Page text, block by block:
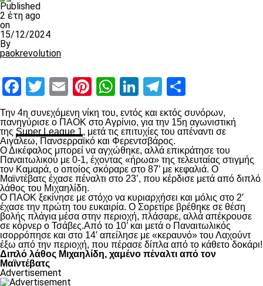
Published
2 έτη ago
on
15/12/2024
By
paokrevolution
Facebook
Twitter
EmailPinterest
WhatsApp
LinkedIn
Telegram
Την 4η συνεχόμενη νίκη του, εντός και εκτός συνόρων,
πανηγύρισε ο ΠΑΟΚ στο Αγρίνιο, για την 15η αγωνιστική
της Super League 1, μετά τις επιτυχίες του απέναντι σε
Αιγάλεω, Πανσερραϊκό και Φερεντσβάρος.
Ο Δικέφαλος μπορεί να αγχώθηκε, αλλά επικράτησε του
Παναιτωλικού με 0-1, έχοντας «ήρωα» της τελευταίας στιγμής
τον Καμαρά, ο οποίος σκόραρε στο 87’ με κεφαλιά. Ο
Μαϊντέβατς έχασε πέναλτι στο 23’, που κέρδισε μετά από διπλό
λάθος του Μιχαηλίδη.
Ο ΠΑΟΚ ξεκίνησε με στόχο να κυριαρχήσει και μόλις στο 2′
έχασε την πρώτη του ευκαιρία. Ο Σορετίρε βρέθηκε σε θέση
βολής πλάγια μέσα στην περιοχή, πλάσαρε, αλλά απέκρουσε
σε κόρνερ ο Τσάβες.Από το 10’ και μετά ο Παναιτωλικός
ισορρόπησε και στο 14′ απείλησε με «κεραυνό» του Λαχούντ
έξω από την περιοχή, που πέρασε δίπλα από το κάθετο δοκάρι!
Διπλό λάθος Μιχαηλίδη, χαμένο πέναλτι από τον
Μαϊντέβατς
Advertisement